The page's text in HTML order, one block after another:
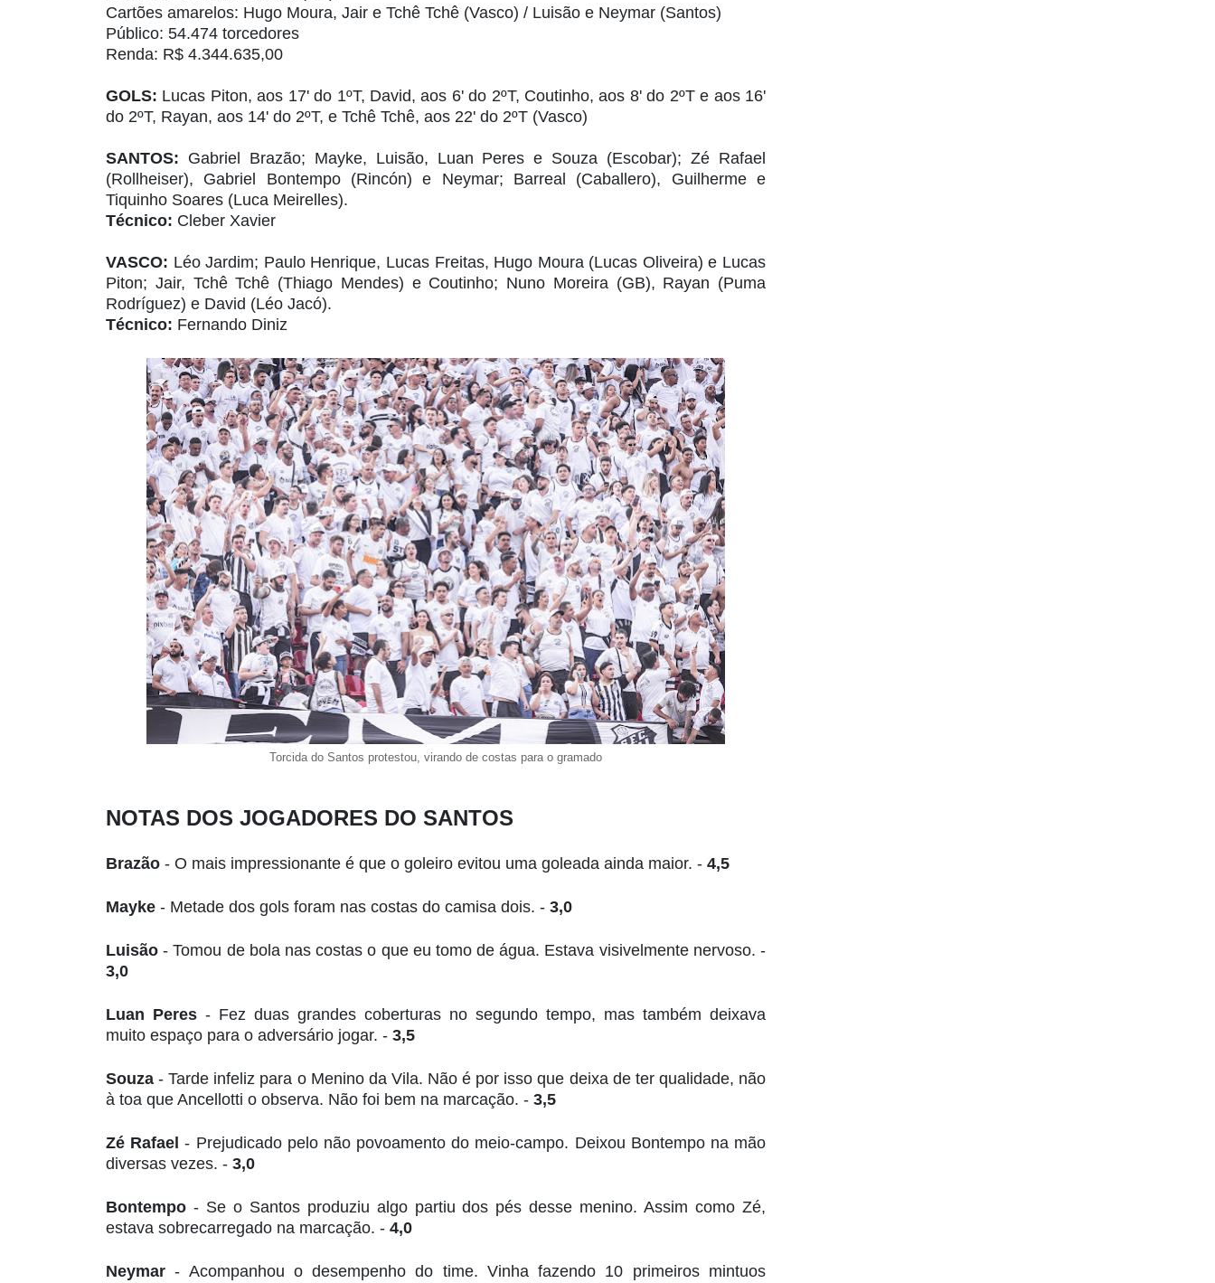
Cartões amarelos: Hugo Moura, Jair e Tchê Tchê (Vasco) / Luisão e Neymar (Santos)
Público: 54.474 torcedores
Renda: R$ 4.344.635,00
GOLS: Lucas Piton, aos 17' do 1ºT, David, aos 6' do 2ºT, Coutinho, aos 8' do 2ºT e aos 16'
do 2ºT, Rayan, aos 14' do 2ºT, e Tchê Tchê, aos 22' do 2ºT (Vasco)
SANTOS: Gabriel Brazão; Mayke, Luisão, Luan Peres e Souza (Escobar); Zé Rafael
(Rollheiser), Gabriel Bontempo (Rincón) e Neymar; Barreal (Caballero), Guilherme e
Tiquinho Soares (Luca Meirelles).
Técnico: Cleber Xavier
VASCO: Léo Jardim; Paulo Henrique, Lucas Freitas, Hugo Moura (Lucas Oliveira) e Lucas
Piton; Jair, Tchê Tchê (Thiago Mendes) e Coutinho; Nuno Moreira (GB), Rayan (Puma
Rodríguez) e David (Léo Jacó).
Técnico: Fernando Diniz
Torcida do Santos protestou, virando de costas para o gramado
NOTAS DOS JOGADORES DO SANTOS
Brazão - O mais impressionante é que o goleiro evitou uma goleada ainda maior. - 4,5
Mayke - Metade dos gols foram nas costas do camisa dois. - 3,0
Luisão- Tomou de bola nas costas o que eu tomo de água. Estava visivelmente nervoso. -
3,0
Luan Peres - Fez duas grandes coberturas no segundo tempo, mas também deixava
muito espaço para o adversário jogar. - 3,5
Souza- Tarde infeliz para o Menino da Vila. Não é por isso que deixa de ter qualidade, não
à toa que Ancellotti o observa. Não foi bem na marcação. - 3,5
Zé Rafael- Prejudicado pelo não povoamento do meio-campo. Deixou Bontempo na mão
diversas vezes. - 3,0
Bontempo - Se o Santos produziu algo partiu dos pés desse menino. Assim como Zé,
estava sobrecarregado na marcação. - 4,0
Neymar- Acompanhou o desempenho do time. Vinha fazendo 10 primeiros mintuos